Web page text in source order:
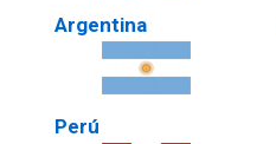
Argentina
Perú